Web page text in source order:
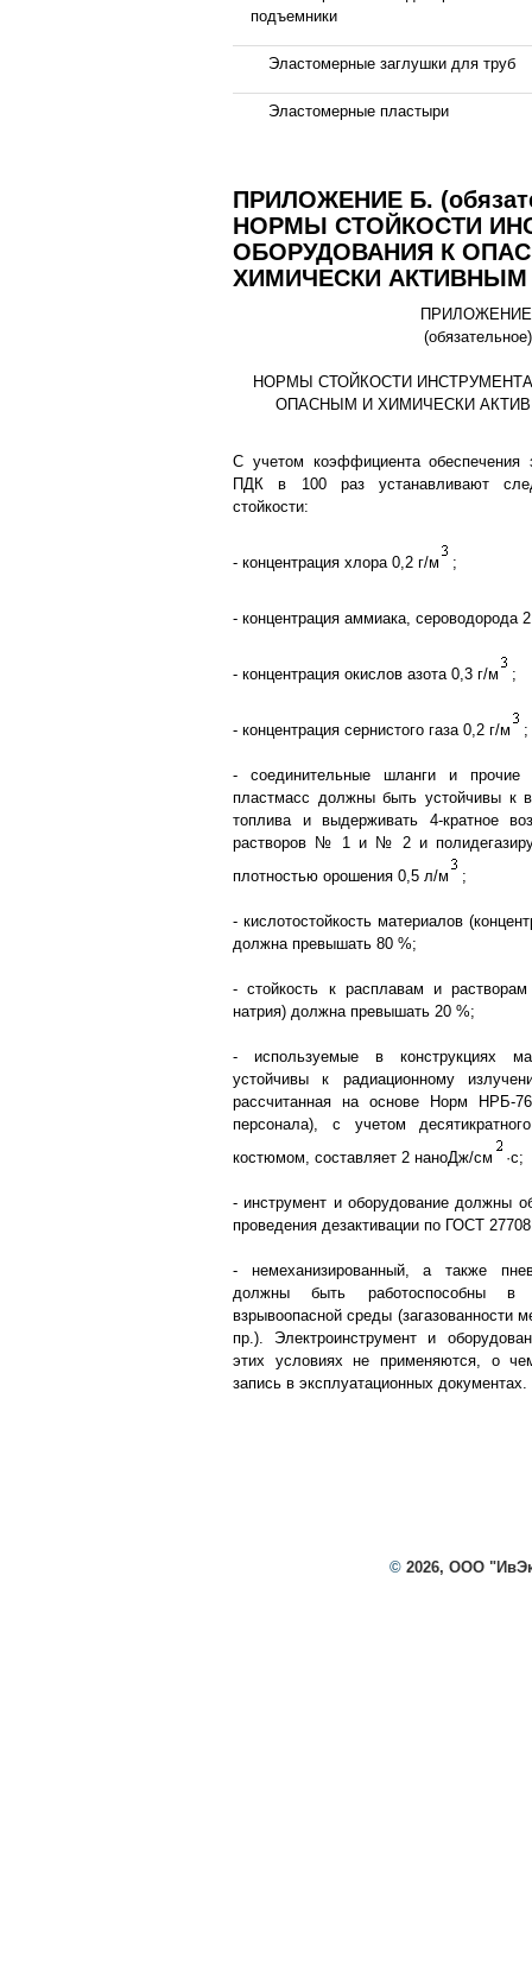
подъемники
Эластомерные заглушки для труб
Эластомерные пластыри
ПРИЛОЖЕНИЕ Б.
НОРМЫ СТОЙКОСТИ
ОБОРУДОВАНИЯ К
ХИМИЧЕСКИ
(обязательное)
НОРМЫ СТОЙКОСТИ
ОПАСНЫМ И ХИМИЧЕСКИ
С учетом коэффициента
ПДК в 100 раз устанавливают
стойкости:
- концентрация хлора 0,2 г/м ;
- концентрация аммиака, сероводорода
- концентрация окислов азота 0,3 г/м ;
- концентрация сернистого газа 0,2 г/м ;
- соединительные шланги и
пластмасс должны быть устойчивы к
топлива и выдерживать 4-кратное
растворов № 1 и № 2 и
плотностью орошения 0,5 л/м
;
- кислотостойкость материалов
должна превышать 80 %;
- стойкость к расплавам и
натрия) должна превышать 20 %;
- используемые в конструкциях
устойчивы к радиационному
рассчитанная на основе Норм
персонала), с учетом
костюмом, составляет 2 наноДж/см
·с;
- инструмент и оборудование должны
проведения дезактивации по ГОСТ
- немеханизированный, а также
должны быть работоспособны в
взрывоопасной среды (загазованности
пр.). Электроинструмент и
этих условиях не применяются, о
запись в эксплуатационных документах.
©2026, ООО